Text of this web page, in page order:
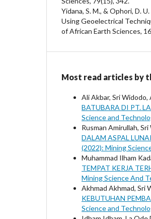
Yidana, S. M., & Ophori, D.
Using Geoelectrical
of African Earth Sciences,
Most read articles by
Ali Akbar, Sri
BATUBARA DI PT.
Science and
Rusman Amirullah,
DALAM ASPAL
(2022): Mining
Muhammad Ilham
TEMPAT KERJA
Mining Science And
Akhmad Akhmad, Sri
KEBUTUHAN
Science and